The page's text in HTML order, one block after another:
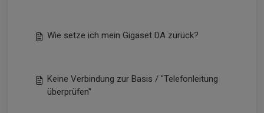
Wie setze ich mein Gigaset DA zurück?
Keine Verbindung zur Basis / "Telefonleitung
überprüfen"